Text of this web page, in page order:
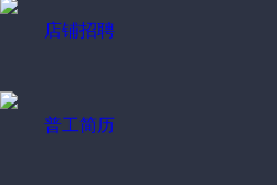
店铺招聘
普工简历